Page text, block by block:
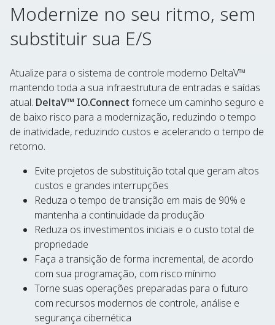
Modernize no seu ritmo, sem
substituir sua E/S
Atualize para o sistema de controle moderno DeltaV™
mantendo toda a sua infraestrutura de entradas e saídas
atual. DeltaV™ IO.Connect fornece um caminho seguro e
de baixo risco para a modernização, reduzindo o tempo
de inatividade, reduzindo custos e acelerando o tempo de
retorno.
Evite projetos de substituição total que geram altos
custos e grandes interrupções
Reduza o tempo de transição em mais de 90% e
mantenha a continuidade da produção
Reduza os investimentos iniciais e o custo total de
propriedade
Faça a transição de forma incremental, de acordo
com sua programação, com risco mínimo
Torne suas operações preparadas para o futuro
com recursos modernos de controle, análise e
segurança cibernética